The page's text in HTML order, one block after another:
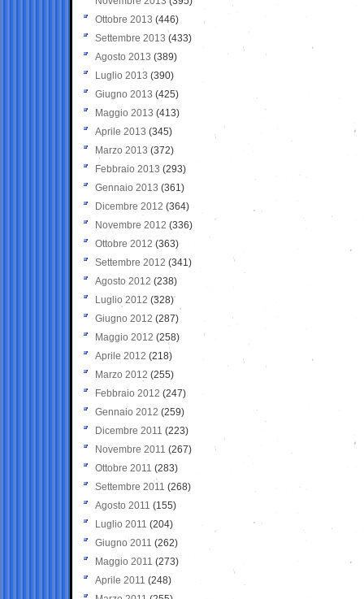
Ottobre 2013 (446)
Settembre 2013 (433)
Agosto 2013 (389)
Luglio 2013 (390)
Giugno 2013 (425)
Maggio 2013 (413)
Aprile 2013 (345)
Marzo 2013 (372)
Febbraio 2013 (293)
Gennaio 2013 (361)
Dicembre 2012 (364)
Novembre 2012 (336)
Ottobre 2012 (363)
Settembre 2012 (341)
Agosto 2012 (238)
Luglio 2012 (328)
Giugno 2012 (287)
Maggio 2012 (258)
Aprile 2012 (218)
Marzo 2012 (255)
Febbraio 2012 (247)
Gennaio 2012 (259)
Dicembre 2011 (223)
Novembre 2011 (267)
Ottobre 2011 (283)
Settembre 2011 (268)
Agosto 2011 (155)
Luglio 2011 (204)
Giugno 2011 (262)
Maggio 2011 (273)
Aprile 2011 (248)